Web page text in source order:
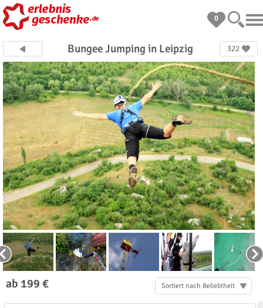
0
Bungee Jumping in Leipzig 322
ab 199 € Sortiert nach Beliebtheit